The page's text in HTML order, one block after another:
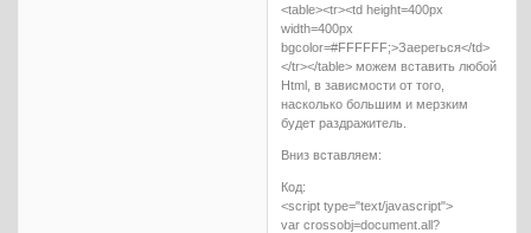
<table><tr><td height=400px
width=400px
bgcolor=#FFFFFF;>Заерегься</td>
</tr></table> можем вставить любой
Html, в зависмости от того,
насколько большим и мерзким
будет раздражитель.
Вниз вставляем:
Код:
<script type="text/javascript">
var crossobj=document.all?